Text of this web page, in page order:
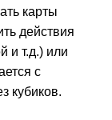
карты
действия
и т.д.) или
с
кубиков.